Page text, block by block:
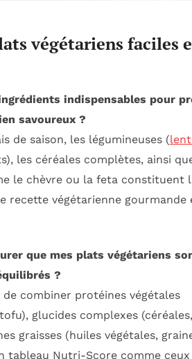
végétariens faciles
indispensables pour
savoureux ?
de saison, les légumineuses (
les céréales complètes, ainsi
le chèvre ou la feta constituent
recette végétarienne gourmande
que mes plats végétariens
?
combiner protéines végétales
glucides complexes
graisses (huiles végétales,
tableau Nutri-Score comme